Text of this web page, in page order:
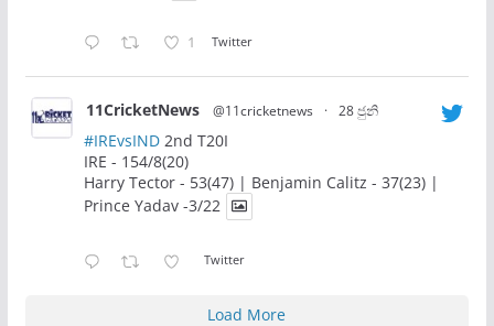
1 Twitter
11CricketNews @11cricketnews · 28 ජුනි
#IREvsIND2nd T20I
IRE - 154/8(20)
Harry Tector - 53(47) | Benjamin Calitz - 37(23) |
Prince Yadav -3/22
Twitter
Load More